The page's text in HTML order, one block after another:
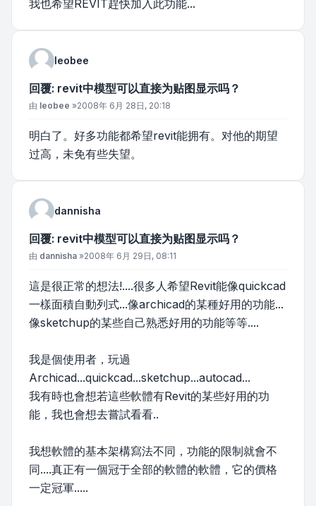
我也希望REVIT趕快加入此功能...
leobee
回覆: revit中模型可以直接为贴图显示吗？
文章
由 leobee »2008年 6月 28日, 20:18
明白了。好多功能都希望revit能拥有。对他的期望
过高，未免有些失望。
dannisha
回覆: revit中模型可以直接为贴图显示吗？
文章
由 dannisha »2008年 6月 29日, 08:11
這是很正常的想法!....很多人希望Revit能像quickcad
一樣面積自動列式...像archicad的某種好用的功能...
像sketchup的某些自己熟悉好用的功能等等....
我是個使用者，玩過
Archicad...quickcad...sketchup...autocad...
我有時也會想若這些軟體有Revit的某些好用的功
能，我也會想去嘗試看看..
我想軟體的基本架構寫法不同，功能的限制就會不
同....真正有一個冠于全部的軟體的軟體，它的價格
一定冠軍.....